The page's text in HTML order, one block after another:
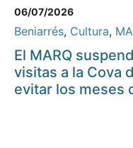
06/07/2026
Beniarrés, Cultura,
El MARQ
visitas a la Cova
evitar los meses